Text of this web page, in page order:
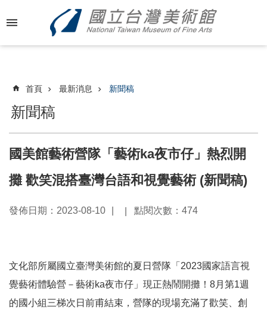
跳到主要內容區塊
階
消
於
參
觀
首頁 最新消息 新聞稿
新聞稿
國美館藝術營隊「藝術ka夜市仔」熱烈開
攤 歡笑混搭臺灣台語和視覺藝術 (新聞稿)
發佈日期：2023-08-10 點閱次數：474
文化部所屬國立臺灣美術館的夏日營隊「2023國家語言視
覺藝術體驗營－藝術ka夜市仔」現正熱鬧開攤！8月第1週
的國小組三梯次日前甫結束，營隊的現場充滿了歡笑、創